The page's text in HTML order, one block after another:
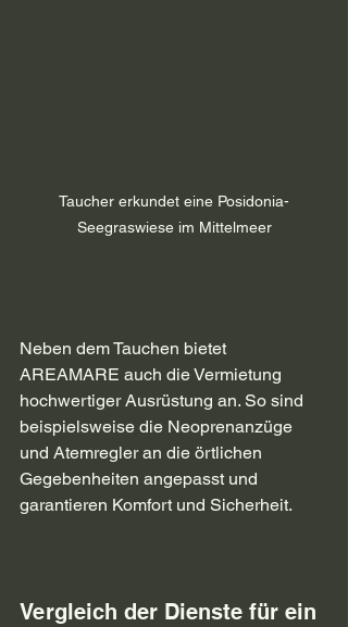
Taucher erkundet eine Posidonia-
Seegraswiese im Mittelmeer
Neben dem Tauchen bietet
AREAMARE auch die Vermietung
hochwertiger Ausrüstung an. So sind
beispielsweise die Neoprenanzüge
und Atemregler an die örtlichen
Gegebenheiten angepasst und
garantieren Komfort und Sicherheit.
Vergleich der Dienste für ein